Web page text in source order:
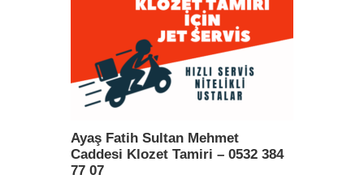
Ayaş Fatih Sultan Mehmet
Caddesi Klozet Tamiri – 0532 384
77 07